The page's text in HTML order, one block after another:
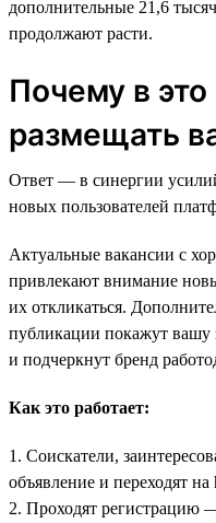
дополнительные 21,6
продолжают расти.
Почему в
размещать
Ответ — в синергии
новых пользователей
Актуальные вакансии с
привлекают внимание
их откликаться.
публикации покажут вашу
и подчеркнут бренд
Как это работает:
1. Соискатели,
объявление и переходят на
2. Проходят регистрацию